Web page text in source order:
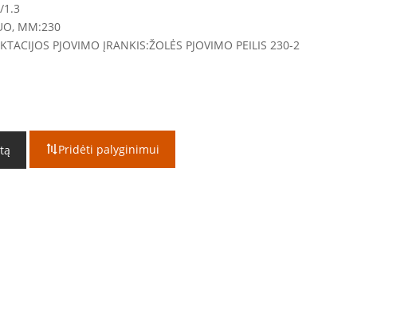
1.3
MM:230
PJOVIMO ĮRANKIS:ŽOLĖS PJOVIMO PEILIS 230-2
Pridėti palyginimui